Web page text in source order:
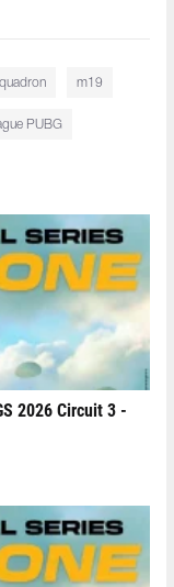
m19
PUBG
2026 Circuit 3 -